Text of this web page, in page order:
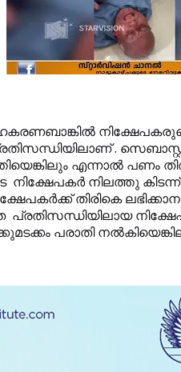
പ്രതിസന്ധിയിലാണ് .
എന്നാല്‍ പണം
നിക്ഷേപകര്‍ നിലത്തു
തിരികെ
പ്രതിസന്ധിയിലായ
പരാതി